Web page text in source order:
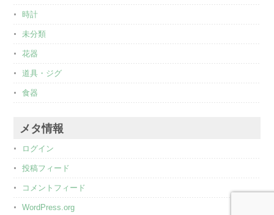
時計
未分類
花器
道具・ジグ
食器
メタ情報
ログイン
投稿フィード
コメントフィード
WordPress.org